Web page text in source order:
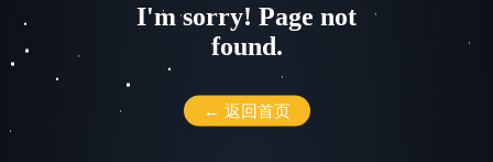
I'm sorry! Page not
found.
← 返回首页